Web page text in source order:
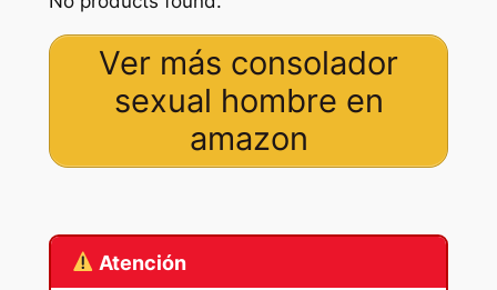
Ver más consolador
sexual hombre en
amazon
Atención